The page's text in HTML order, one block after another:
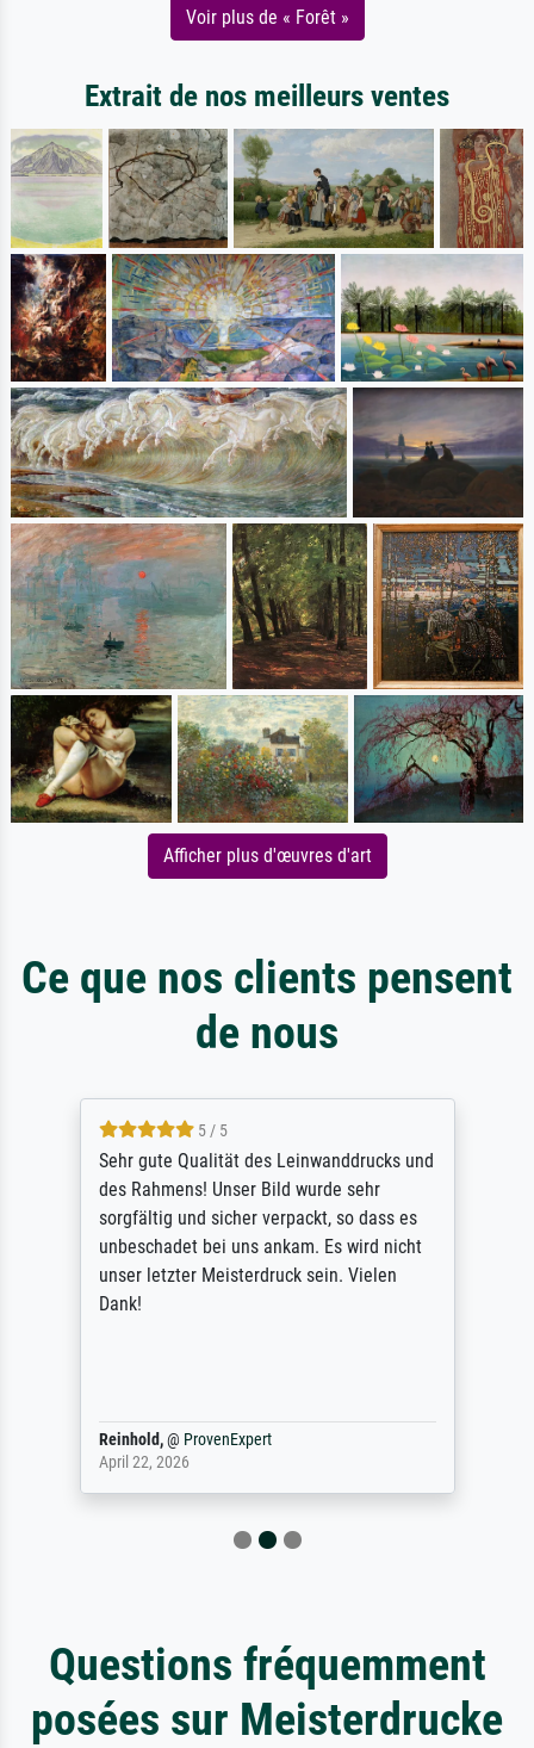
Voir plus de « Forêt »
Extrait de nos meilleurs ventes
Afficher plus d'œuvres d'art
Ce que nos clients pensent
de nous
5 / 5
Sehr gute Qualität des Leinwanddrucks und
des Rahmens! Unser Bild wurde sehr
sorgfältig und sicher verpackt, so dass es
unbeschadet bei uns ankam. Es wird nicht
unser letzter Meisterdruck sein. Vielen
Dank!
Reinhold,@ ProvenExpert
April 22, 2026
Questions fréquemment
posées sur Meisterdrucke